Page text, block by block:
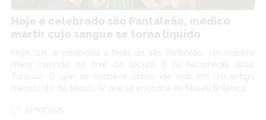
Hoje é celebrado são Pantaleão, médico
mártir cujo sangue se torna líquido
Hoje (27), é celebrada a festa de são Pantaleão, um médico
mártir nascido no final do século III na Nicomédia (atual
Turquia). O que se conhece sobre ele está em um antigo
manuscrito do século IV que se encontra no Museu Britânico.
27/07/2026